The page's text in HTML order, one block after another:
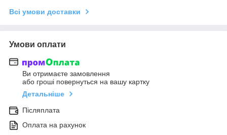
Всі умови доставки
Умови оплати
Ви отримаєте замовлення
або гроші повернуться на вашу картку
Детальніше
Післяплата
Оплата на рахунок